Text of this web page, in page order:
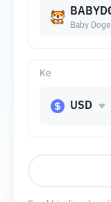
Baby
Ke
USD